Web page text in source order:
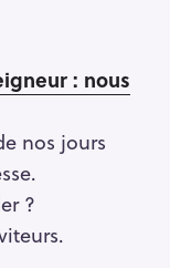
: nous
nos jours
?